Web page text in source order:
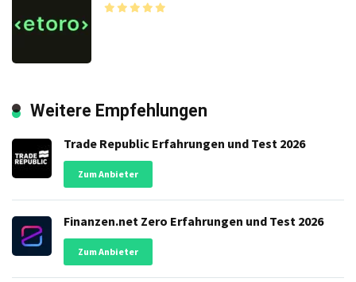
Weitere Empfehlungen
Trade Republic Erfahrungen und Test 2026
Zum Anbieter
Finanzen.net Zero Erfahrungen und Test 2026
Zum Anbieter